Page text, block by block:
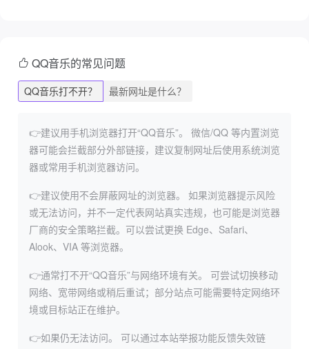
QQ音乐的常见问题
QQ音乐打不开？ 最新网址是什么？
👉建议用手机浏览器打开“QQ音乐”。
微信/QQ 等内置浏览
器可能会拦截部分外部链接，建议复制网址后使用系统浏览
器或常用手机浏览器访问。
👉建议使用不会屏蔽网址的浏览器。
如果浏览器提示风险
或无法访问，并不一定代表网站真实违规，也可能是浏览器
厂商的安全策略拦截。可以尝试更换 Edge、Safari、
Alook、VIA 等浏览器。
👉通常打不开“QQ音乐”与网络环境有关。
可尝试切换移动
网络、宽带网络或稍后重试；部分站点可能需要特定网络环
境或目标站正在维护。
👉如果仍无法访问。
可以通过本站举报功能反馈失效链